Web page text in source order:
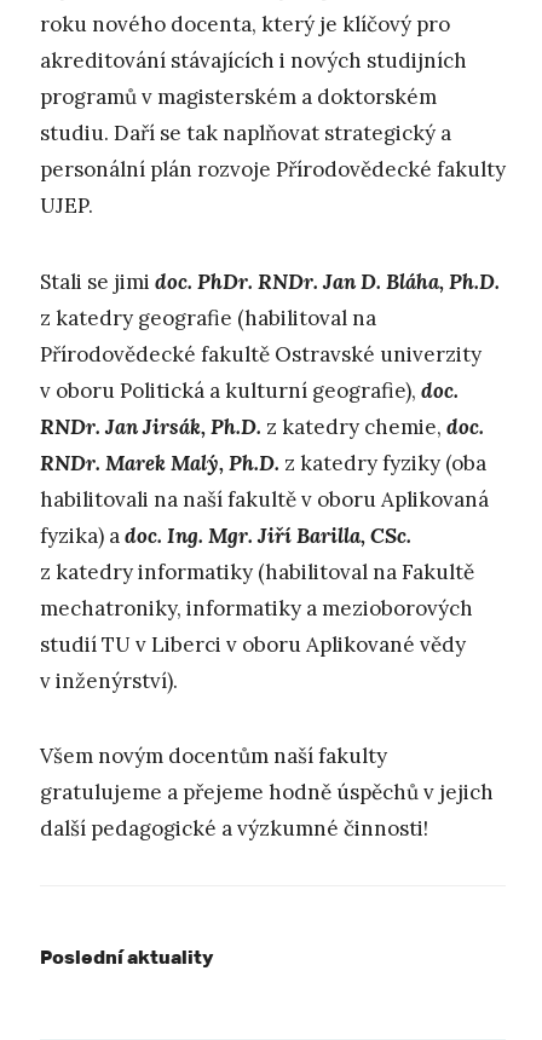
roku nového docenta, který je klíčový pro
akreditování stávajících i nových studijních
programů v magisterském a doktorském
studiu. Daří se tak naplňovat strategický a
personální plán rozvoje Přírodovědecké fakulty
UJEP.
Stali se jimi doc. PhDr. RNDr. Jan D. Bláha, Ph.D.
z katedry geografie (habilitoval na
Přírodovědecké fakultě Ostravské univerzity
v oboru Politická a kulturní geografie), doc.
RNDr. Jan Jirsák, Ph.D. z katedry chemie, doc.
RNDr. Marek Malý, Ph.D. z katedry fyziky (oba
habilitovali na naší fakultě v oboru Aplikovaná
fyzika) adoc. Ing. Mgr. Jiří Barilla, CSc.
z katedry informatiky (habilitoval na Fakultě
mechatroniky, informatiky a mezioborových
studií TU v Liberci v oboru Aplikované vědy
v inženýrství).
Všem novým docentům naší fakulty
gratulujeme a přejeme hodně úspěchů v jejich
další pedagogické a výzkumné činnosti!
Poslední aktuality